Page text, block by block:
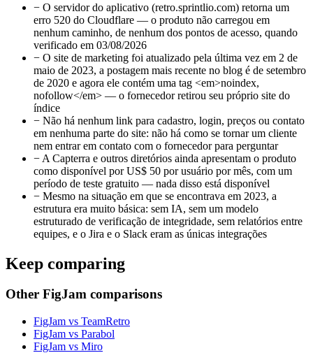
− O servidor do aplicativo (retro.sprintlio.com) retorna um
erro 520 do Cloudflare — o produto não carregou em
nenhum caminho, de nenhum dos pontos de acesso, quando
verificado em 03/08/2026
− O site de marketing foi atualizado pela última vez em 2 de
maio de 2023, a postagem mais recente no blog é de setembro
de 2020 e agora ele contém uma tag <em>noindex,
nofollow</em> — o fornecedor retirou seu próprio site do
índice
− Não há nenhum link para cadastro, login, preços ou contato
em nenhuma parte do site: não há como se tornar um cliente
nem entrar em contato com o fornecedor para perguntar
− A Capterra e outros diretórios ainda apresentam o produto
como disponível por US$ 50 por usuário por mês, com um
período de teste gratuito — nada disso está disponível
− Mesmo na situação em que se encontrava em 2023, a
estrutura era muito básica: sem IA, sem um modelo
estruturado de verificação de integridade, sem relatórios entre
equipes, e o Jira e o Slack eram as únicas integrações
Keep comparing
Other FigJam comparisons
FigJam vs TeamRetro
FigJam vs Parabol
FigJam vs Miro